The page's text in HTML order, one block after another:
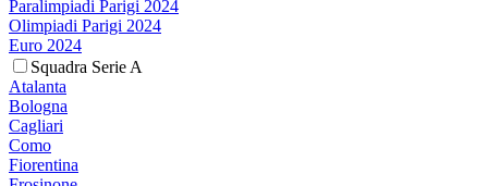
Paralimpiadi Parigi 2024
Olimpiadi Parigi 2024
Euro 2024
Squadra Serie A
Atalanta
Bologna
Cagliari
Como
Fiorentina